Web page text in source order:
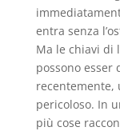
entra senza
Ma le chiavi di
possono esser
recentemente,
pericoloso. In
più cose